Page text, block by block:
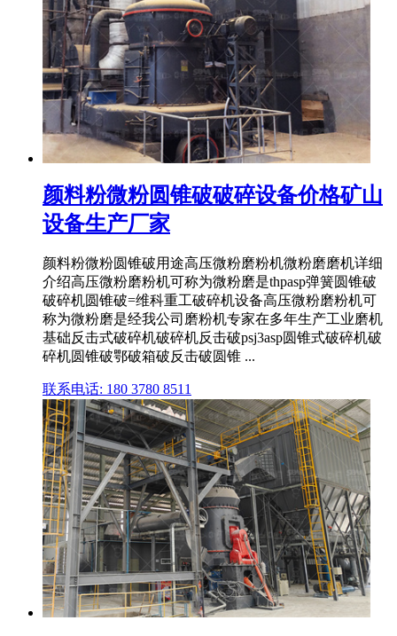
颜料粉微粉圆锥破破碎设备价格矿山
设备生产厂家
颜料粉微粉圆锥破用途高压微粉磨粉机微粉磨磨机详细
介绍高压微粉磨粉机可称为微粉磨是thpasp弹簧圆锥破
破碎机圆锥破=维科重工破碎机设备高压微粉磨粉机可
称为微粉磨是经我公司磨粉机专家在多年生产工业磨机
基础反击式破碎机破碎机反击破psj3asp圆锥式破碎机破
碎机圆锥破鄂破箱破反击破圆锥 ...
联系电话: 180 3780 8511